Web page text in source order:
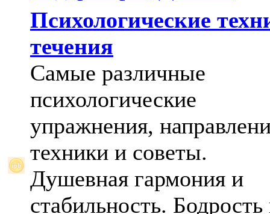
Психологические
течения
Самые различные
психологические
упражнения,
техники и советы.
Душевная гармония и
стабильность. Бодрость